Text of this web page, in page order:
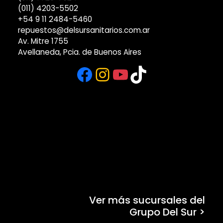
(011) 4203-5502
+54 9 11 2484-5460
repuestos@delsursanitarios.com.ar
Av. Mitre 1755
Avellaneda, Pcia. de Buenos Aires
Facebook
Instagram
YouTube
TikTok
Ver más sucursales del
Grupo Del Sur >